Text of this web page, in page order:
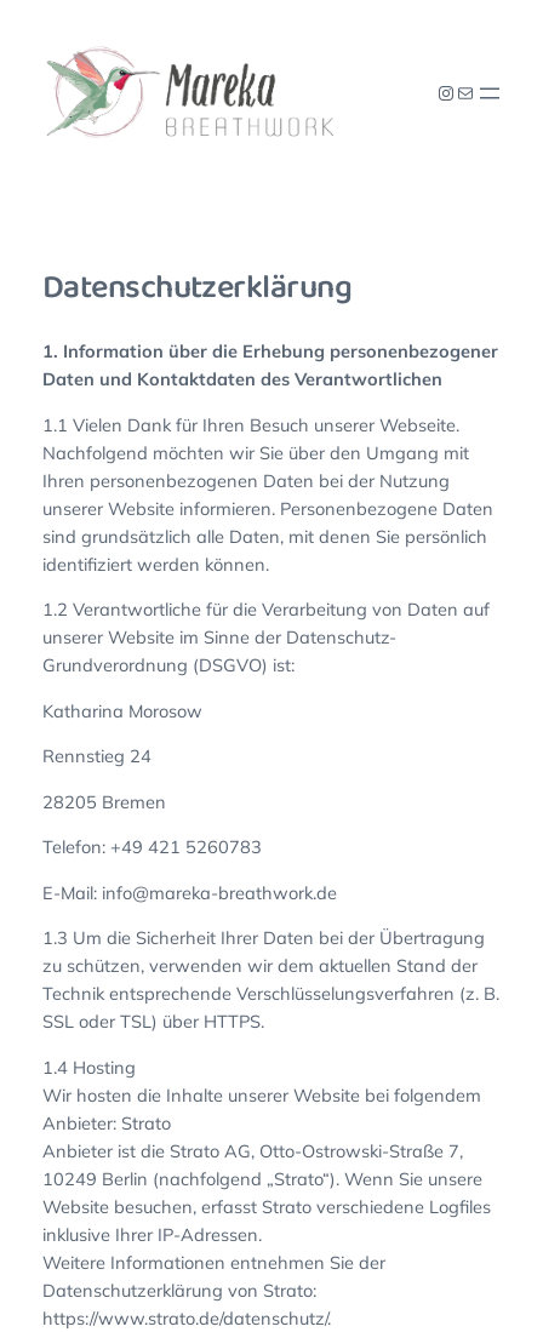
springen
Instagram
E-Mail
Datenschutzerklärung
1. Information über die Erhebung personenbezogener
Daten und Kontaktdaten des Verantwortlichen
1.1 Vielen Dank für Ihren Besuch unserer Webseite.
Nachfolgend möchten wir Sie über den Umgang mit
Ihren personenbezogenen Daten bei der Nutzung
unserer Website informieren. Personenbezogene Daten
sind grundsätzlich alle Daten, mit denen Sie persönlich
identifiziert werden können.
1.2 Verantwortliche für die Verarbeitung von Daten auf
unserer Website im Sinne der Datenschutz-
Grundverordnung (DSGVO) ist:
Katharina Morosow
Rennstieg 24
28205 Bremen
Telefon: ‎+49 421 5260783
E-Mail: info@mareka-breathwork.de
1.3 Um die Sicherheit Ihrer Daten bei der Übertragung
zu schützen, verwenden wir dem aktuellen Stand der
Technik entsprechende Verschlüsselungsverfahren (z. B.
SSL oder TSL) über HTTPS.
1.4 Hosting
Wir hosten die Inhalte unserer Website bei folgendem
Anbieter: Strato
Anbieter ist die Strato AG, Otto-Ostrowski-Straße 7,
10249 Berlin (nachfolgend „Strato“). Wenn Sie unsere
Website besuchen, erfasst Strato verschiedene Logfiles
inklusive Ihrer IP-Adressen.
Weitere Informationen entnehmen Sie der
Datenschutzerklärung von Strato:
https://www.strato.de/datenschutz/.